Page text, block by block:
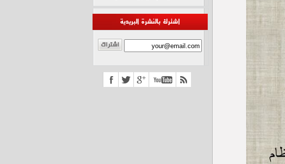
اشترك بالنشرة البريدية